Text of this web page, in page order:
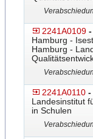
2241A0109
Hamburg -
Hamburg -
2241A0110 -
Landesinstitut
in Schulen